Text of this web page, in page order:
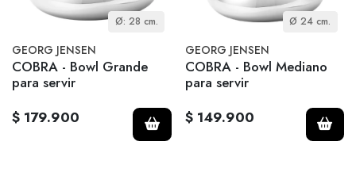
Ø: 28 cm.
GEORG JENSEN
COBRA - Bowl Grande
para servir
$ 179.900
Ø 24 cm.
GEORG JENSEN
COBRA - Bowl Mediano
para servir
$ 149.900